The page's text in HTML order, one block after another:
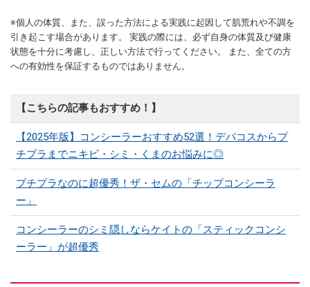
※個人の体質、また、誤った方法による実践に起因して肌荒れや不調を
引き起こす場合があります。 実践の際には、必ず自身の体質及び健康
状態を十分に考慮し、正しい方法で行ってください。 また、全ての方
への有効性を保証するものではありません。
【こちらの記事もおすすめ！】
【2025年版】コンシーラーおすすめ52選！デパコスからプ
チプラまでニキビ・シミ・くまのお悩みに◎
プチプラなのに超優秀！ザ・セムの「チップコンシーラ
ー」
コンシーラーのシミ隠しならケイトの「スティックコンシ
ーラー」が超優秀